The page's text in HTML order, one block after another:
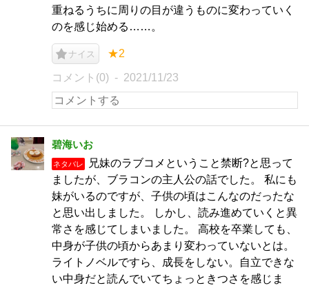
重ねるうちに周りの目が違うものに変わっていく
のを感じ始める……。
ナイス ★2
コメント(0) 2021/11/23
碧海いお
ネタバレ
兄妹のラブコメということ禁断?と思って
ましたが、ブラコンの主人公の話でした。 私にも
妹がいるのですが、子供の頃はこんなのだったな
と思い出しました。 しかし、読み進めていくと異
常さを感じてしまいました。 高校を卒業しても、
中身が子供の頃からあまり変わっていないとは。
ライトノベルですら、成長をしない。自立できな
い中身だと読んでいてちょっときつさを感じま